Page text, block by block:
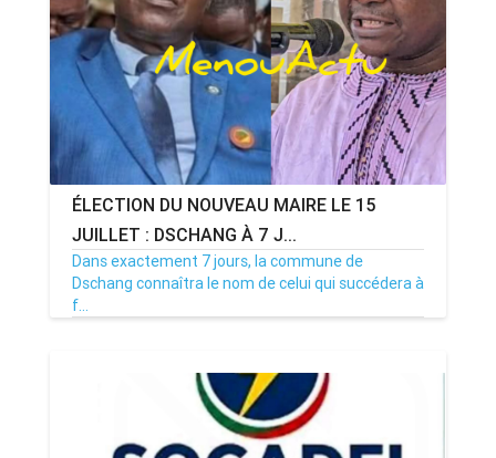
ÉLECTION DU NOUVEAU MAIRE LE 15
JUILLET : DSCHANG À 7 J...
Dans exactement 7 jours, la commune de
Dschang connaîtra le nom de celui qui succédera à
f...